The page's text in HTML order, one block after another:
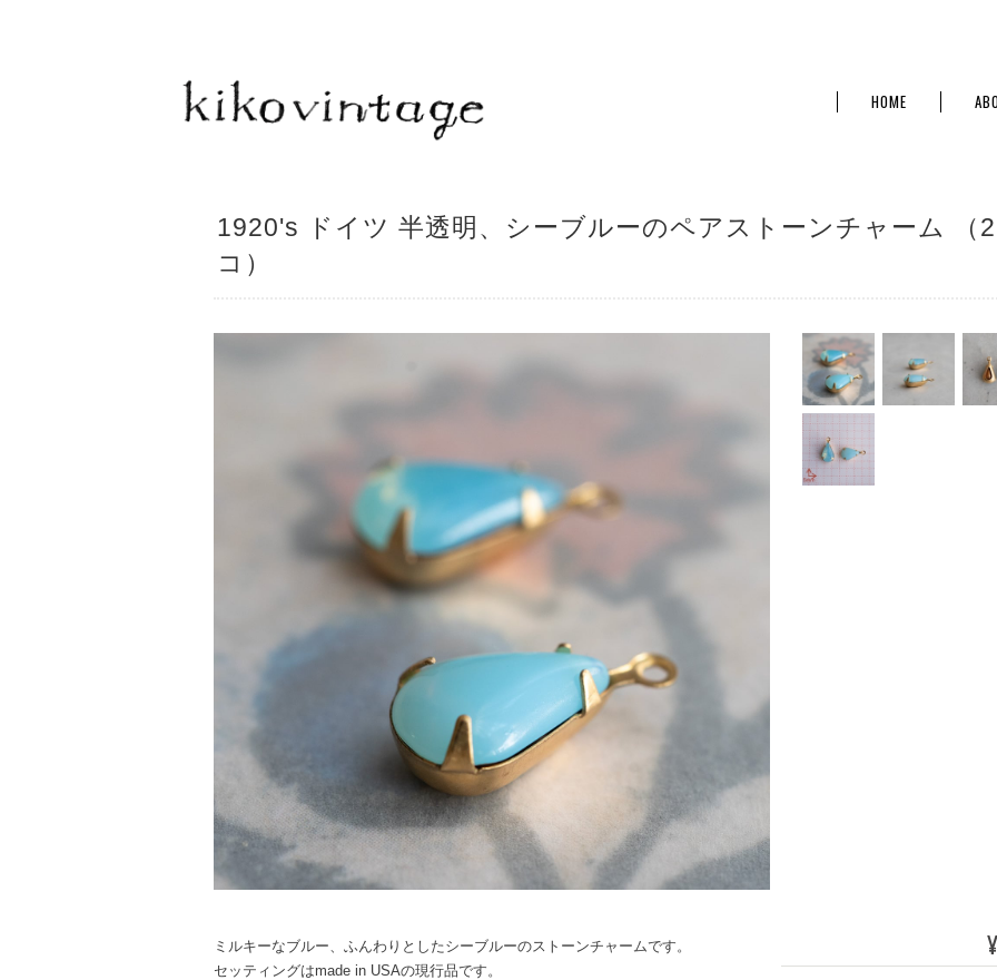
HOME
1920's ドイツ 半透明、シーブルーのペアストーンチャーム （2
コ）
ミルキーなブルー、ふんわりとしたシーブルーのストーンチャームです。
セッティングはmade in USAの現行品です。
¥